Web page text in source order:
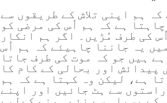
ہم اپنی تلاش کے طریقوں سے
ہے کہ ہم اُس کی مرضی کو
کی طرف مُڑیں۔ اگر ہم انکار
یہ جاننا چاہیئے کہ ہم اُس
ہیں جو کہ موت کی طرف جاتا
پیدائش اور بحالی کے کام کا
ہے، لیکن وہ کہتا ہے کہ ہم
سے ہٹ جائیں اور اپنے